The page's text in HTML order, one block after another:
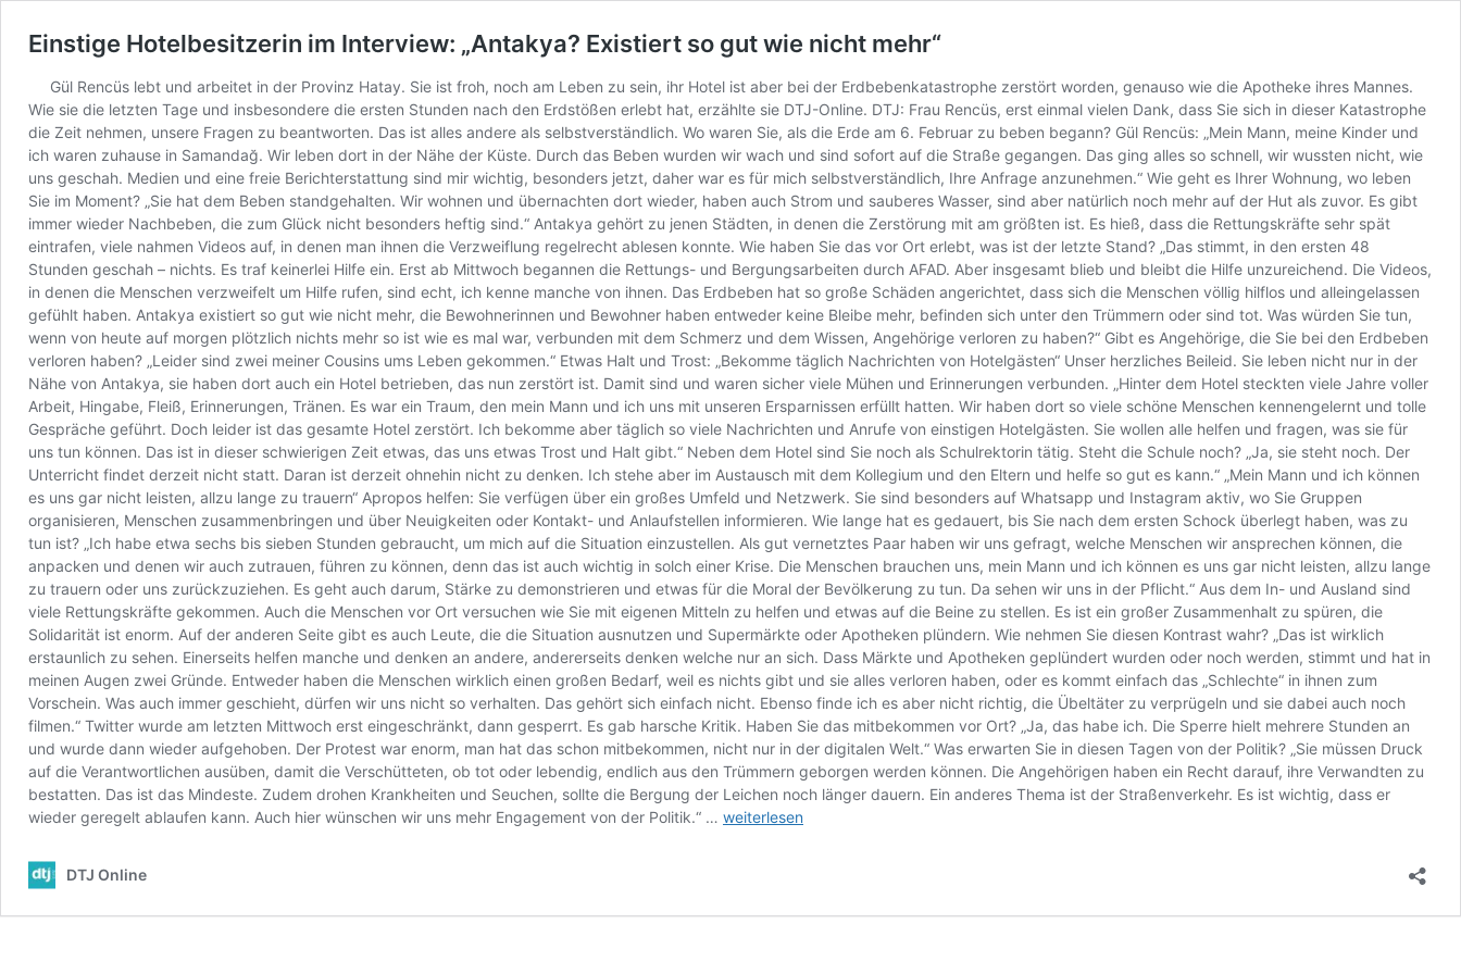
Einstige Hotelbesitzerin im Interview: „Antakya? Existiert so gut wie nicht mehr“
Gül Rencüs lebt und arbeitet in der Provinz Hatay. Sie ist froh, noch am Leben zu sein, ihr Hotel ist aber bei der Erdbebenkatastrophe zerstört worden, genauso wie die Apotheke ihres Mannes.
Wie sie die letzten Tage und insbesondere die ersten Stunden nach den Erdstößen erlebt hat, erzählte sie DTJ-Online. DTJ: Frau Rencüs, erst einmal vielen Dank, dass Sie sich in dieser Katastrophe
die Zeit nehmen, unsere Fragen zu beantworten. Das ist alles andere als selbstverständlich. Wo waren Sie, als die Erde am 6. Februar zu beben begann? Gül Rencüs: „Mein Mann, meine Kinder und
ich waren zuhause in Samandağ. Wir leben dort in der Nähe der Küste. Durch das Beben wurden wir wach und sind sofort auf die Straße gegangen. Das ging alles so schnell, wir wussten nicht, wie
uns geschah. Medien und eine freie Berichterstattung sind mir wichtig, besonders jetzt, daher war es für mich selbstverständlich, Ihre Anfrage anzunehmen.“ Wie geht es Ihrer Wohnung, wo leben
Sie im Moment? „Sie hat dem Beben standgehalten. Wir wohnen und übernachten dort wieder, haben auch Strom und sauberes Wasser, sind aber natürlich noch mehr auf der Hut als zuvor. Es gibt
immer wieder Nachbeben, die zum Glück nicht besonders heftig sind.“ Antakya gehört zu jenen Städten, in denen die Zerstörung mit am größten ist. Es hieß, dass die Rettungskräfte sehr spät
eintrafen, viele nahmen Videos auf, in denen man ihnen die Verzweiflung regelrecht ablesen konnte. Wie haben Sie das vor Ort erlebt, was ist der letzte Stand? „Das stimmt, in den ersten 48
Stunden geschah – nichts. Es traf keinerlei Hilfe ein. Erst ab Mittwoch begannen die Rettungs- und Bergungsarbeiten durch AFAD. Aber insgesamt blieb und bleibt die Hilfe unzureichend. Die Videos,
in denen die Menschen verzweifelt um Hilfe rufen, sind echt, ich kenne manche von ihnen. Das Erdbeben hat so große Schäden angerichtet, dass sich die Menschen völlig hilflos und alleingelassen
gefühlt haben. Antakya existiert so gut wie nicht mehr, die Bewohnerinnen und Bewohner haben entweder keine Bleibe mehr, befinden sich unter den Trümmern oder sind tot. Was würden Sie tun,
wenn von heute auf morgen plötzlich nichts mehr so ist wie es mal war, verbunden mit dem Schmerz und dem Wissen, Angehörige verloren zu haben?“ Gibt es Angehörige, die Sie bei den Erdbeben
verloren haben? „Leider sind zwei meiner Cousins ums Leben gekommen.“ Etwas Halt und Trost: „Bekomme täglich Nachrichten von Hotelgästen“ Unser herzliches Beileid. Sie leben nicht nur in der
Nähe von Antakya, sie haben dort auch ein Hotel betrieben, das nun zerstört ist. Damit sind und waren sicher viele Mühen und Erinnerungen verbunden. „Hinter dem Hotel steckten viele Jahre voller
Arbeit, Hingabe, Fleiß, Erinnerungen, Tränen. Es war ein Traum, den mein Mann und ich uns mit unseren Ersparnissen erfüllt hatten. Wir haben dort so viele schöne Menschen kennengelernt und tolle
Gespräche geführt. Doch leider ist das gesamte Hotel zerstört. Ich bekomme aber täglich so viele Nachrichten und Anrufe von einstigen Hotelgästen. Sie wollen alle helfen und fragen, was sie für
uns tun können. Das ist in dieser schwierigen Zeit etwas, das uns etwas Trost und Halt gibt.“ Neben dem Hotel sind Sie noch als Schulrektorin tätig. Steht die Schule noch? „Ja, sie steht noch. Der
Unterricht findet derzeit nicht statt. Daran ist derzeit ohnehin nicht zu denken. Ich stehe aber im Austausch mit dem Kollegium und den Eltern und helfe so gut es kann.“ „Mein Mann und ich können
es uns gar nicht leisten, allzu lange zu trauern“ Apropos helfen: Sie verfügen über ein großes Umfeld und Netzwerk. Sie sind besonders auf Whatsapp und Instagram aktiv, wo Sie Gruppen
organisieren, Menschen zusammenbringen und über Neuigkeiten oder Kontakt- und Anlaufstellen informieren. Wie lange hat es gedauert, bis Sie nach dem ersten Schock überlegt haben, was zu
tun ist? „Ich habe etwa sechs bis sieben Stunden gebraucht, um mich auf die Situation einzustellen. Als gut vernetztes Paar haben wir uns gefragt, welche Menschen wir ansprechen können, die
anpacken und denen wir auch zutrauen, führen zu können, denn das ist auch wichtig in solch einer Krise. Die Menschen brauchen uns, mein Mann und ich können es uns gar nicht leisten, allzu lange
zu trauern oder uns zurückzuziehen. Es geht auch darum, Stärke zu demonstrieren und etwas für die Moral der Bevölkerung zu tun. Da sehen wir uns in der Pflicht.“ Aus dem In- und Ausland sind
viele Rettungskräfte gekommen. Auch die Menschen vor Ort versuchen wie Sie mit eigenen Mitteln zu helfen und etwas auf die Beine zu stellen. Es ist ein großer Zusammenhalt zu spüren, die
Solidarität ist enorm. Auf der anderen Seite gibt es auch Leute, die die Situation ausnutzen und Supermärkte oder Apotheken plündern. Wie nehmen Sie diesen Kontrast wahr? „Das ist wirklich
erstaunlich zu sehen. Einerseits helfen manche und denken an andere, andererseits denken welche nur an sich. Dass Märkte und Apotheken geplündert wurden oder noch werden, stimmt und hat in
meinen Augen zwei Gründe. Entweder haben die Menschen wirklich einen großen Bedarf, weil es nichts gibt und sie alles verloren haben, oder es kommt einfach das „Schlechte“ in ihnen zum
Vorschein. Was auch immer geschieht, dürfen wir uns nicht so verhalten. Das gehört sich einfach nicht. Ebenso finde ich es aber nicht richtig, die Übeltäter zu verprügeln und sie dabei auch noch
filmen.“ Twitter wurde am letzten Mittwoch erst eingeschränkt, dann gesperrt. Es gab harsche Kritik. Haben Sie das mitbekommen vor Ort? „Ja, das habe ich. Die Sperre hielt mehrere Stunden an
und wurde dann wieder aufgehoben. Der Protest war enorm, man hat das schon mitbekommen, nicht nur in der digitalen Welt.“ Was erwarten Sie in diesen Tagen von der Politik? „Sie müssen Druck
auf die Verantwortlichen ausüben, damit die Verschütteten, ob tot oder lebendig, endlich aus den Trümmern geborgen werden können. Die Angehörigen haben ein Recht darauf, ihre Verwandten zu
bestatten. Das ist das Mindeste. Zudem drohen Krankheiten und Seuchen, sollte die Bergung der Leichen noch länger dauern. Ein anderes Thema ist der Straßenverkehr. Es ist wichtig, dass er
wieder geregelt ablaufen kann. Auch hier wünschen wir uns mehr Engagement von der Politik.“ … Einstige
weiterlesen
DTJ Online